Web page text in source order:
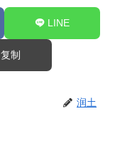
LINE
复制
润土